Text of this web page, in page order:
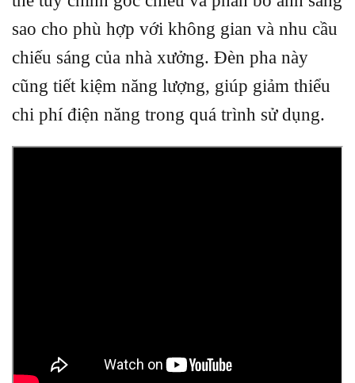
sao cho phù hợp với không gian và nhu cầu
chiếu sáng của nhà xưởng. Đèn pha này
cũng tiết kiệm năng lượng, giúp giảm thiểu
chi phí điện năng trong quá trình sử dụng.